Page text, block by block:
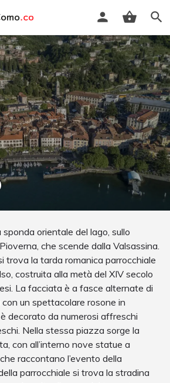
orientale del lago, sullo
che scende dalla Valsassina.
trova la tarda romanica parrocchiale
costruita alla metà del XIV secolo
La facciata è a fasce alternate di
un spettacolare rosone in
decorato da numerosi affreschi
Nella stessa piazza sorge la
con all’interno nove statue a
raccontano l’evento della
parrocchiale si trova la stradina